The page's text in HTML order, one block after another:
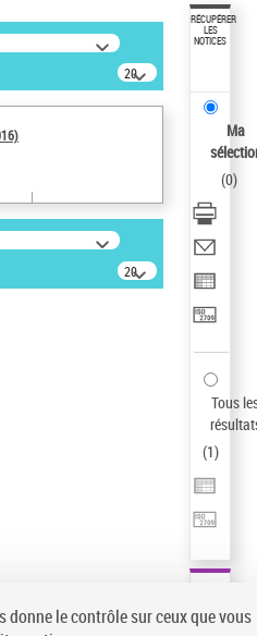
20
résultats/page
20
résultats/page
RÉCUPÉRER
LES
NOTICES
Ma
(0)
Tous
(1)
donne le contrôle sur ceux que vous